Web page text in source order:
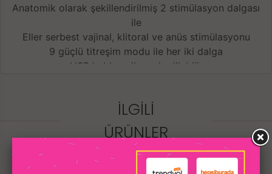
Anatomik olarak şekillendirilmiş 2 stimülasyon dalgası
ile
Eller serbest vajinal, klitoral ve anüs stimülasyonu
9 güçlü titreşim modu ile her iki dalga
USB kablosu ile şarj edilebilir
motorlu ve anatomik olarak şekillendirilmiş 2
stimülasyon dalgalı yenilikçi titreşimli yastık. Her iki
dalga da ayrı ayrı kontrol edilebilen 9 güçlü titreşim
modu sunar. LOVEPAD özellikle kullanıcı dostu ve
sezgiseldir: basitçe bir sandalyeye yerleştirilir ve
İLGILI
ÜRÜNLER